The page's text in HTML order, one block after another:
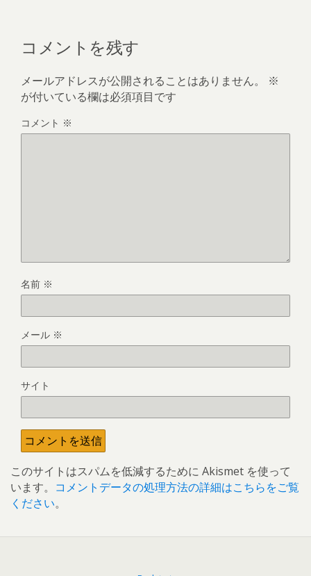
コメントを残す
メールアドレスが公開されることはありません。
※
が付いている欄は必須項目です
コメント ※
名前 ※
メール ※
サイト
このサイトはスパムを低減するために Akismet を使って
います。 コメントデータの処理方法の詳細はこちらをご覧
ください。